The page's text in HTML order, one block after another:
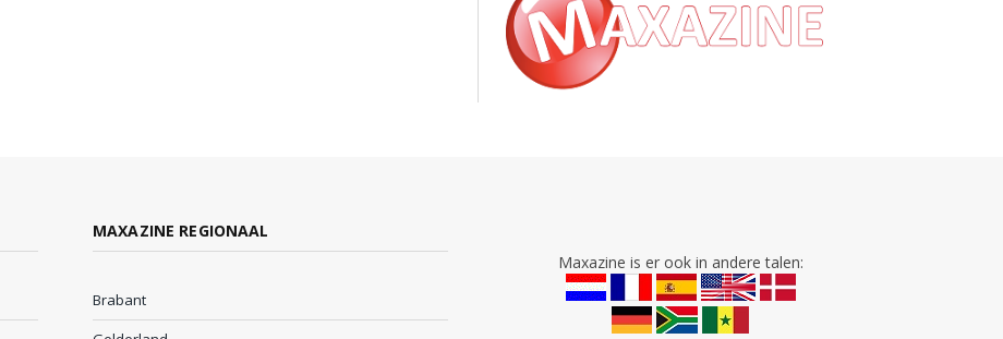
MAXAZINE REGIONAAL
Brabant
Maxazine is er ook in andere talen: